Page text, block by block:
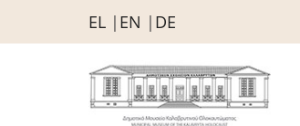
Παράκαμψη
προς
περιεχόμενο
EL EN DE